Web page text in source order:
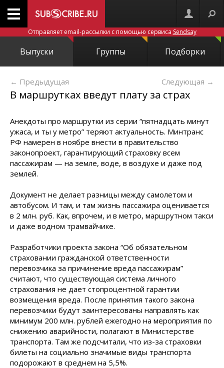
Отправляет email-рассылки с помощью сервиса Sendsay
Выпуски Группы Подборки
← Предыдущая Следующая →
В маршрутках введут плату за страх
Анекдоты про маршрутки из серии “пятнадцать минут
ужаса, и ты у метро” теряют актуальность. Минтранс
РФ намерен в ноябре внести в правительство
законопроект, гарантирующий страховку всем
пассажирам — на земле, воде, в воздухе и даже под
землей.
Документ не делает разницы между самолетом и
автобусом. И там, и там жизнь пассажира оценивается
в 2 млн. руб. Как, впрочем, и в метро, маршрутном такси
и даже водном трамвайчике.
Разработчики проекта закона “Об обязательном
страховании гражданской ответственности
перевозчика за причинение вреда пассажирам”
считают, что существующая система личного
страхования не дает стопроцентной гарантии
возмещения вреда. После принятия такого закона
перевозчики будут заинтересованы направлять как
минимум 200 млн. рублей ежегодно на мероприятия по
снижению аварийности, полагают в Министерстве
транспорта. Там же подсчитали, что из-за страховки
билеты на социально значимые виды транспорта
подорожают в среднем на 5,5%.